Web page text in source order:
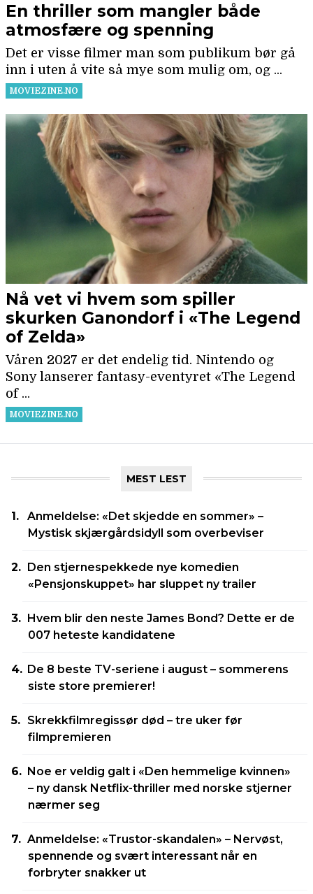
MEST LEST
Anmeldelse: «Det skjedde en sommer» –
Mystisk skjærgårdsidyll som overbeviser
Den stjernespekkede nye komedien
«Pensjonskuppet» har sluppet ny trailer
Hvem blir den neste James Bond? Dette er de
007 heteste kandidatene
De 8 beste TV-seriene i august – sommerens
siste store premierer!
Skrekkfilmregissør død – tre uker før
filmpremieren
Noe er veldig galt i «Den hemmelige kvinnen»
– ny dansk Netflix-thriller med norske stjerner
nærmer seg
Anmeldelse: «Trustor-skandalen» – Nervøst,
spennende og svært interessant når en
forbryter snakker ut